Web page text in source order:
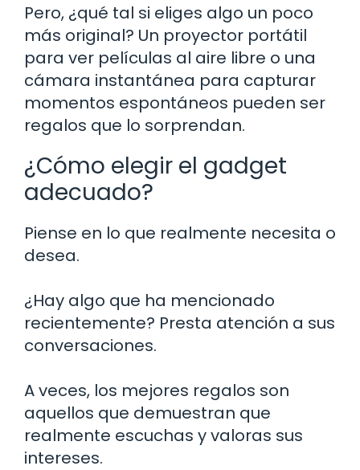
Pero, ¿qué tal si eliges algo un poco
más original? Un proyector portátil
para ver películas al aire libre o una
cámara instantánea para capturar
momentos espontáneos pueden ser
regalos que lo sorprendan.
¿Cómo elegir el gadget
adecuado?
Piense en lo que realmente necesita o
desea.
¿Hay algo que ha mencionado
recientemente? Presta atención a sus
conversaciones.
A veces, los mejores regalos son
aquellos que demuestran que
realmente escuchas y valoras sus
intereses.